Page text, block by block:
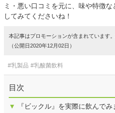
ミ・悪い口コミを元に、味や特徴
してみてくださいね！
本記事はプロモーションが含まれています
（公開日2020年12月02日）
#乳製品 #乳酸菌飲料
目次
▼
『ビックル』を実際に飲んでみ